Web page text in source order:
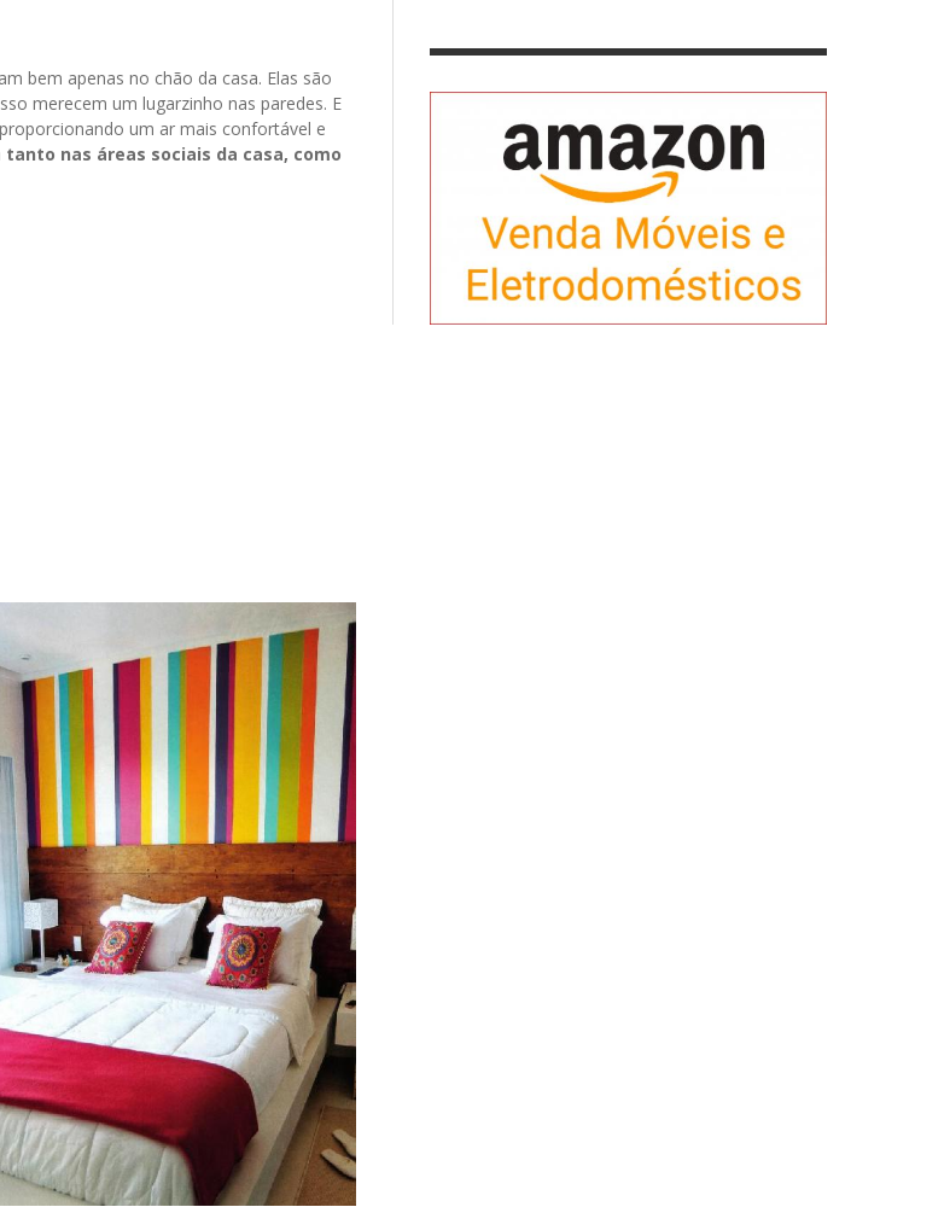
bem apenas no chão da casa. Elas são
merecem um lugarzinho nas paredes. E
um ar mais confortável e
tanto nas áreas sociais da casa, como